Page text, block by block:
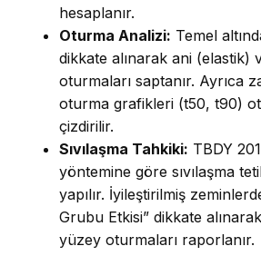
hesaplanır.
Oturma Analizi: Temel
dikkate alınarak ani (elastik)
oturmaları saptanır. Ayrıca
oturma grafikleri (t50, t90)
çizdirilir.
Sıvılaşma Tahkiki: TBDY
yöntemine göre sıvılaşma
yapılır. İyileştirilmiş
Grubu Etkisi” dikkate
yüzey oturmaları raporlanır.